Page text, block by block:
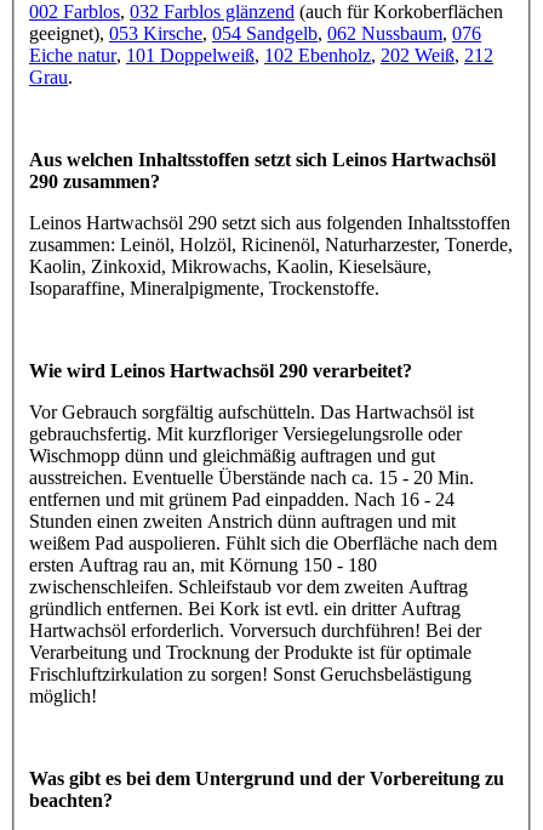
002 Farblos, 032 Farblos glänzend (auch für Korkoberflächen
geeignet), 053 Kirsche, 054 Sandgelb, 062 Nussbaum, 076
Eiche natur, 101 Doppelweiß, 102 Ebenholz, 202 Weiß, 212
Grau.
Aus welchen Inhaltsstoffen setzt sich Leinos Hartwachsöl
290 zusammen?
Leinos Hartwachsöl 290 setzt sich aus folgenden Inhaltsstoffen
zusammen: Leinöl, Holzöl, Ricinenöl, Naturharzester, Tonerde,
Kaolin, Zinkoxid, Mikrowachs, Kaolin, Kieselsäure,
Isoparaffine, Mineralpigmente, Trockenstoffe.
Wie wird Leinos Hartwachsöl 290 verarbeitet?
Vor Gebrauch sorgfältig aufschütteln. Das Hartwachsöl ist
gebrauchsfertig. Mit kurzfloriger Versiegelungsrolle oder
Wischmopp dünn und gleichmäßig auftragen und gut
ausstreichen. Eventuelle Überstände nach ca. 15 - 20 Min.
entfernen und mit grünem Pad einpadden. Nach 16 - 24
Stunden einen zweiten Anstrich dünn auftragen und mit
weißem Pad auspolieren. Fühlt sich die Oberfläche nach dem
ersten Auftrag rau an, mit Körnung 150 - 180
zwischenschleifen. Schleifstaub vor dem zweiten Auftrag
gründlich entfernen. Bei Kork ist evtl. ein dritter Auftrag
Hartwachsöl erforderlich. Vorversuch durchführen! Bei der
Verarbeitung und Trocknung der Produkte ist für optimale
Frischluftzirkulation zu sorgen! Sonst Geruchsbelästigung
möglich!
Was gibt es bei dem Untergrund und der Vorbereitung zu
beachten?